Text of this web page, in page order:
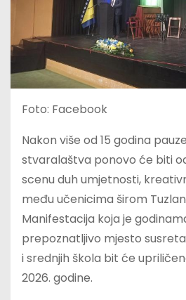
Foto: Facebook
Nakon više od 15 godina
stvaralaštva ponovo će biti
scenu duh umjetnosti,
među učenicima širom
Manifestacija koja je
prepoznatljivo mjesto
i srednjih škola bit će
2026. godine.